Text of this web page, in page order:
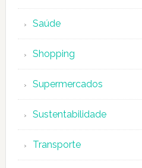
Saúde
Shopping
Supermercados
Sustentabilidade
Transporte